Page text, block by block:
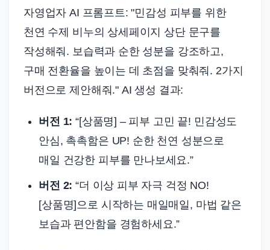
자영업자 AI 프롬프트: "민감성 피부를 위한
천연 수제 비누의 상세페이지 상단 문구를
작성해줘. 보습력과 순한 성분을 강조하고,
구매 전환율을 높이는 데 초점을 맞춰줘. 2가지
버전으로 제안해줘." AI 생성 결과:
버전 1: “[상품명] – 피부 고민 끝! 민감성도
안심, 촉촉함은 UP! 순한 천연 성분으로
매일 건강한 피부를 만나보세요.”
버전 2: “더 이상 피부 자극 걱정 NO!
[상품명]으로 시작하는 매일매일, 마법 같은
보습과 편안함을 경험하세요.”